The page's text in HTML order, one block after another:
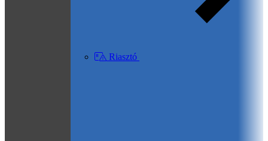
Riasztó